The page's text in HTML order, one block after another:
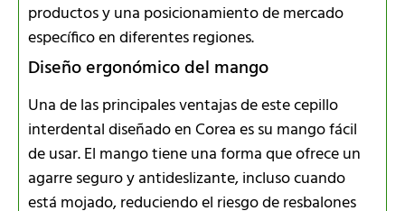
productos y una posicionamiento de mercado
específico en diferentes regiones.
Diseño ergonómico del mango
Una de las principales ventajas de este cepillo
interdental diseñado en Corea es su mango fácil
de usar. El mango tiene una forma que ofrece un
agarre seguro y antideslizante, incluso cuando
está mojado, reduciendo el riesgo de resbalones